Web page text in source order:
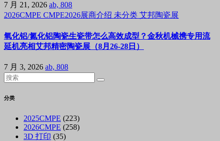
7 月 21, 2026 ab, 808
2026CMPE CMPE2026展商介绍 未分类 艾邦陶瓷展
氧化铝/氮化铝陶瓷生瓷带怎么高效成型？金秋机械携专用流
延机亮相艾邦精密陶瓷展（8月26-28日）
7 月 3, 2026 ab, 808
分类
2025CMPE (223)
2026CMPE (258)
3D 打印 (35)